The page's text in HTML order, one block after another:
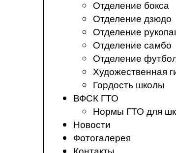
Отделение бокса
Отделение дзюдо
Отделение
Отделение самбо
Отделение
Художественная
Гордость школы
ВФСК ГТО
Нормы ГТО для
Новости
Фотогалерея
Контакты